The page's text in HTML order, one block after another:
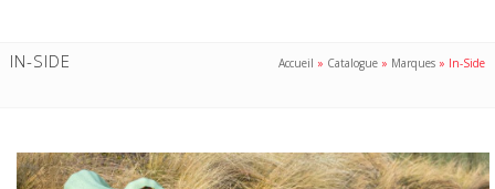
IN-SIDE Accueil » Catalogue » Marques » In-Side